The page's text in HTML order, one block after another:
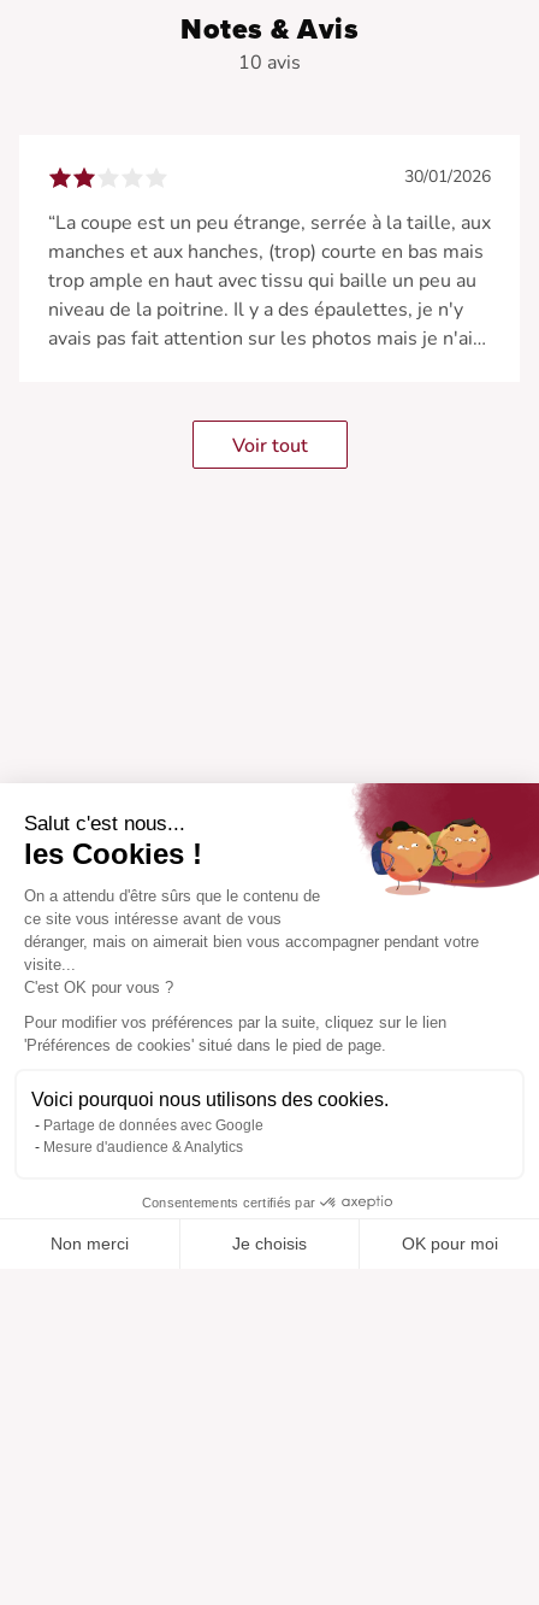
Salut c'est nous...
les Cookies !
On a attendu d'être sûrs que le contenu de
ce site vous intéresse avant de vous
déranger, mais on aimerait bien vous accompagner pendant votre
visite...
C'est OK pour vous ?
Pour modifier vos préférences par la suite, cliquez sur le lien
'Préférences de cookies' situé dans le pied de page.
Voici pourquoi nous utilisons des cookies.
Partage de données avec Google
Mesure d'audience & Analytics
Consentements certifiés par
Non merci Je choisis OK pour moi
• Manches longuesNotes & Avis
10 avis
30/01/2026
“La coupe est un peu étrange, serrée à la taille, aux
manches et aux hanches, (trop) courte en bas mais
trop ample en haut avec tissu qui baille un peu au
niveau de la poitrine. Il y a des épaulettes, je n'y
avais pas fait attention sur les photos mais je n'ai
Voir tout